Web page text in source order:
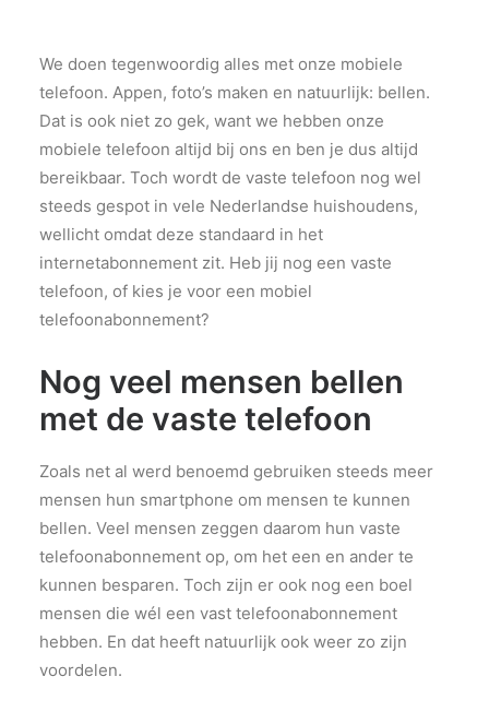
CONTACT
We doen tegenwoordig alles met onze mobiele
telefoon. Appen, foto’s maken en natuurlijk: bellen.
Dat is ook niet zo gek, want we hebben onze
mobiele telefoon altijd bij ons en ben je dus altijd
bereikbaar. Toch wordt de vaste telefoon nog wel
steeds gespot in vele Nederlandse huishoudens,
wellicht omdat deze standaard in het
internetabonnement zit. Heb jij nog een vaste
telefoon, of kies je voor een mobiel
telefoonabonnement?
Nog veel mensen bellen
met de vaste telefoon
Zoals net al werd benoemd gebruiken steeds meer
mensen hun smartphone om mensen te kunnen
bellen. Veel mensen zeggen daarom hun vaste
telefoonabonnement op, om het een en ander te
kunnen besparen. Toch zijn er ook nog een boel
mensen die wél een vast telefoonabonnement
hebben. En dat heeft natuurlijk ook weer zo zijn
voordelen.